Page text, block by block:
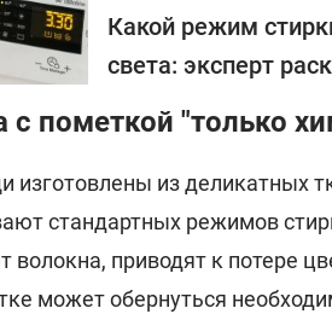
Какой режим
света: эксперт
пометкой "только
изготовлены из деликатных
стандартных режимов
волокна, приводят к потере
может обернуться